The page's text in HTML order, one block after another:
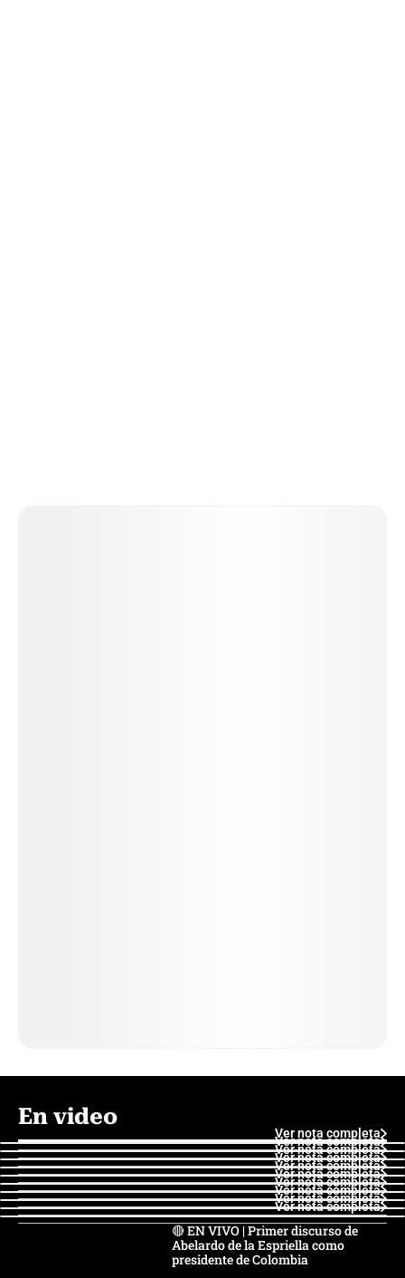
En video
Ver nota completa
Ver nota completa
Ver nota completa
Ver nota completa
Ver nota completa
Ver nota completa
Ver nota completa
Ver nota completa
Ver nota completa
Ver nota completa
🔴 EN VIVO | Primer discurso de
Abelardo de la Espriella como
presidente de Colombia